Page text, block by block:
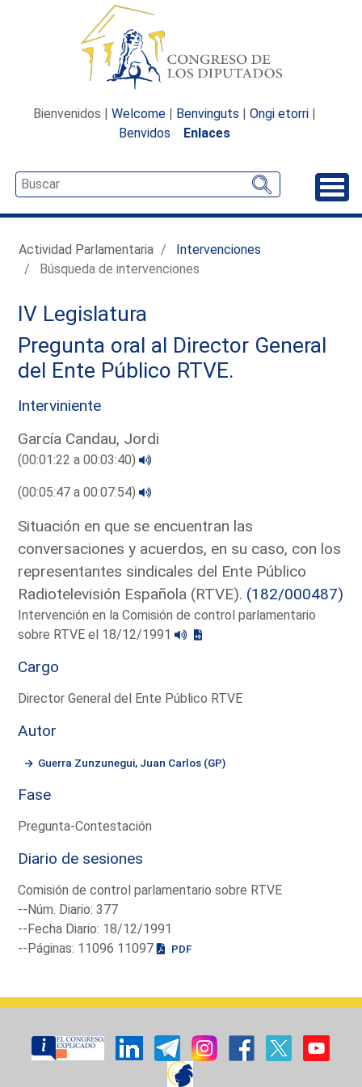
Bienvenidos | Welcome | Benvinguts | Ongi etorri |
Benvidos
Enlaces
Actividad Parlamentaria
Intervenciones
Búsqueda de intervenciones
IV Legislatura
Pregunta oral al Director General
del Ente Público RTVE.
Interviniente
García Candau, Jordi
(00:01:22 a 00:03:40)
(00:05:47 a 00:07:54)
Situación en que se encuentran las
conversaciones y acuerdos, en su caso, con los
representantes sindicales del Ente Público
Radiotelevisión Española (RTVE). (182/000487)
Intervención en la Comisión de control parlamentario
sobre RTVE el 18/12/1991
Cargo
Director General del Ente Público RTVE
Autor
Guerra Zunzunegui, Juan Carlos (GP)
Fase
Pregunta-Contestación
Diario de sesiones
Comisión de control parlamentario sobre RTVE
--Núm. Diario: 377
--Fecha Diario: 18/12/1991
--Páginas: 11096 11097
PDF